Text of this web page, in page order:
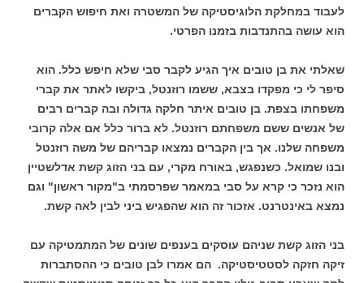
לעבוד במחלקת הלוגיסטיקה של המשטרה ואת חיפוש הקברים
הוא עושה בהתנדבות בזמנו הפרטי.
שאלתי את בן טובים איך הגיע לקבר סבי שלא חיפש כלל. הוא
סיפר לי כי מפקדו בצבא, ששמו רוזנטל, ביקשו לאתר את קברי
משפחתו בצפת. בן טובים איתר חלקה גדולה ובה קברים רבים
של אנשים ששם משפחתם רוזנטל. לא ברור כלל אם אלה קרובי
משפחה שלנו. אך בין הקברים נמצאו קבריהם של משה רוזנטל
ובנו שמואל. כשנפגש, באורח מקרי, עם בני הזוג קשת אדלשטיין
הוא נזכר כי קרא על סבי במאמר שפרסמתי ב"מקור ראשון" וגם
נמצא באינטרנט. אזכור זה הוא שהפגיש ביני לבין לאה קשת.
בני הזוג קשת שניהם עוסקים בענפים שונים של המתמטיקה עם
זיקה חזקה לסטטיסטיקה. הם אמרו לבן טובים כי ההסתברות